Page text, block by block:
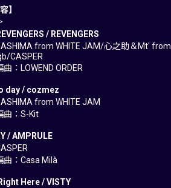
】
/ REVENGERS
from WHITE JAM/心之助＆Mt' from
CASPER
：LOWEND ORDER
day / cozmez
from WHITE JAM
曲：S-Kit
/ AMPRULE
曲：Casa Milà
Here / VISTY